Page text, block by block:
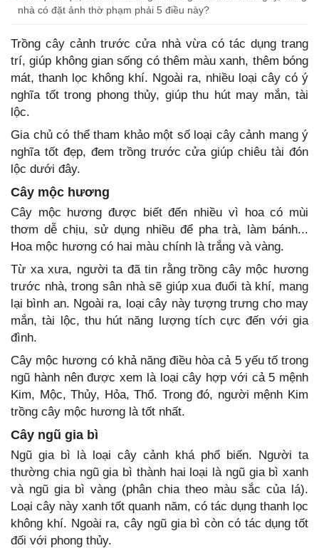
nhà có đặt ảnh thờ phạm phải 5 điều này?
Trồng cây cảnh trước cửa nhà vừa có tác dụng trang
trí, giúp không gian sống có thêm màu xanh, thêm bóng
mát, thanh lọc không khí. Ngoài ra, nhiều loại cây có ý
nghĩa tốt trong phong thủy, giúp thu hút may mắn, tài
lộc.
Gia chủ có thể tham khảo một số loại cây cảnh mang ý
nghĩa tốt đẹp, đem trồng trước cửa giúp chiêu tài đón
lộc dưới đây.
Cây mộc hương
Cây mộc hương được biết đến nhiều vì hoa có mùi
thơm dễ chịu, sử dụng nhiều để pha trà, làm bánh...
Hoa mộc hương có hai màu chính là trắng và vàng.
Từ xa xưa, người ta đã tin rằng trồng cây mộc hương
trước nhà, trong sân nhà sẽ giúp xua đuổi tà khí, mang
lại bình an. Ngoài ra, loại cây này tượng trưng cho may
mắn, tài lộc, thu hút năng lượng tích cực đến với gia
đình.
Cây mộc hương có khả năng điều hòa cả 5 yếu tố trong
ngũ hành nên được xem là loại cây hợp với cả 5 mệnh
Kim, Mộc, Thủy, Hỏa, Thổ. Trong đó, người mệnh Kim
trồng cây mộc hương là tốt nhất.
Cây ngũ gia bì
Ngũ gia bì là loại cây cảnh khá phổ biến. Người ta
thường chia ngũ gia bì thành hai loại là ngũ gia bì xanh
và ngũ gia bì vàng (phân chia theo màu sắc của lá).
Loại cây này xanh tốt quanh năm, có tác dụng thanh lọc
không khí. Ngoài ra, cây ngũ gia bì còn có tác dụng tốt
đối với phong thủy.